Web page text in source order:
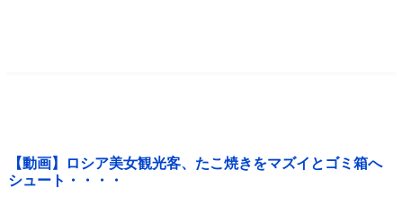
【動画】ロシア美女観光客、たこ焼きをマズイとゴミ箱へ
シュート・・・・